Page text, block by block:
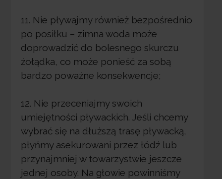
11. Nie pływajmy również bezpośrednio
po posiłku – zimna woda może
doprowadzić do bolesnego skurczu
żołądka, co może ponieść za sobą
bardzo poważne konsekwencje;
12. Nie przeceniajmy swoich
umiejętności pływackich. Jeśli chcemy
wybrać się na dłuższą trasę pływacką,
płyńmy asekurowani przez łódź lub
przynajmniej w towarzystwie jeszcze
jednej osoby. Na głowie powinniśmy